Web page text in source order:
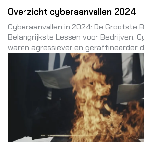
Overzicht cyberaanvallen 2024
Cyberaanvallen in 2024: De Grootste
Belangrijkste Lessen voor Bedrijven.
waren agressiever en geraffineerder